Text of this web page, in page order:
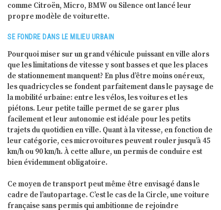
comme Citroën, Micro, BMW ou Silence ont lancé leur
propre modèle de voiturette.
SE FONDRE DANS LE MILIEU URBAIN
Pourquoi miser sur un grand véhicule puissant en ville alors
que les limitations de vitesse y sont basses et que les places
de stationnement manquent? En plus d’être moins onéreux,
les quadricycles se fondent parfaitement dans le paysage de
la mobilité urbaine: entre les vélos, les voitures et les
piétons. Leur petite taille permet de se garer plus
facilement et leur autonomie est idéale pour les petits
trajets du quotidien en ville. Quant à la vitesse, en fonction de
leur catégorie, ces microvoitures peuvent rouler jusqu’à 45
km/h ou 90 km/h. À cette allure, un permis de conduire est
bien évidemment obligatoire.
Ce moyen de transport peut même être envisagé dans le
cadre de l’autopartage. C’est le cas de la Circle, une voiture
française sans permis qui ambitionne de rejoindre